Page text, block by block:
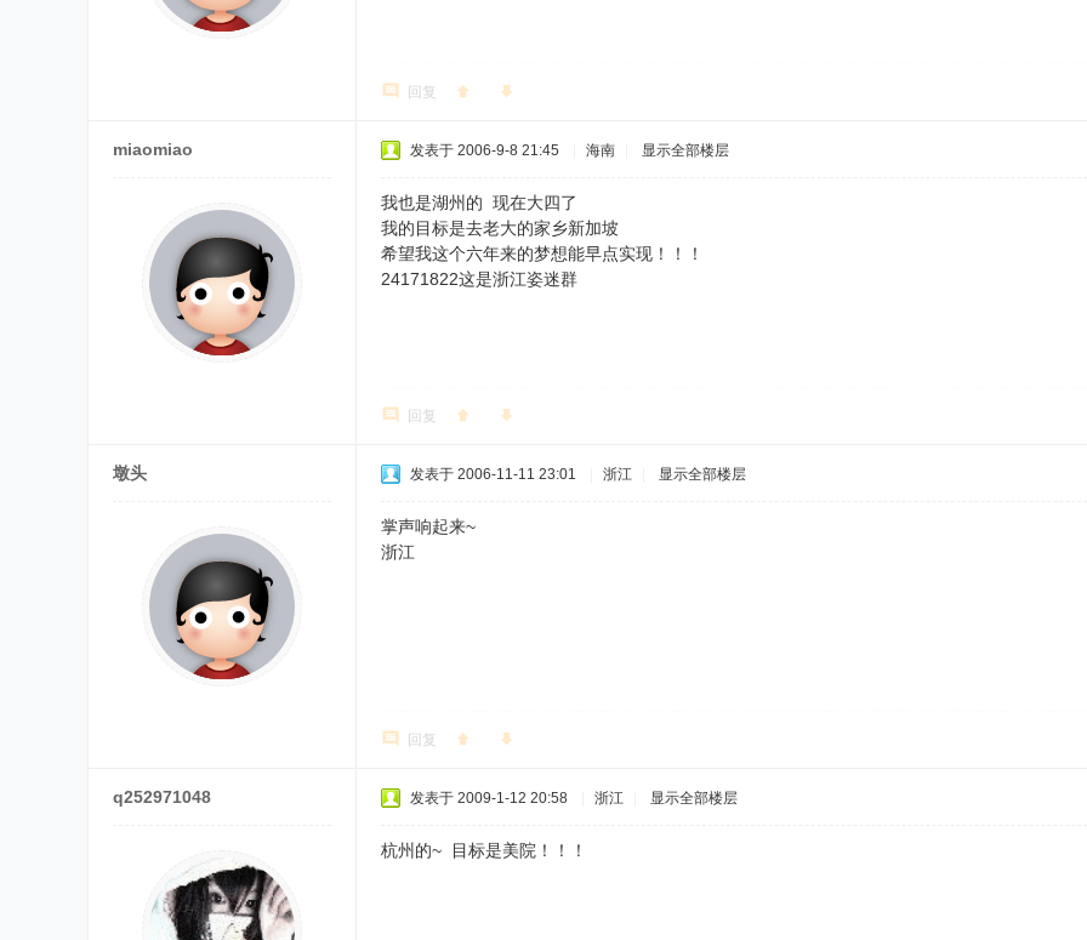
回复
miaomiao 发表于 2006-9-8 21:45 海南 显示全部楼层
我也是湖州的 现在大四了
我的目标是去老大的家乡新加坡
希望我这个六年来的梦想能早点实现！！！
24171822这是浙江姿迷群
回复
墩头 发表于 2006-11-11 23:01 浙江 显示全部楼层
掌声响起来~
浙江
回复
q252971048 发表于 2009-1-12 20:58 浙江 显示全部楼层
杭州的~ 目标是美院！！！